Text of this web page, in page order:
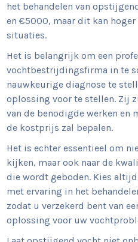
het behandelen van
en €5000, maar dit kan
situaties.
Het is belangrijk om een
vochtbestrijdingsfirma in te
nauwkeurige diagnose te
oplossing voor te stellen. Zij
van de benodigde werken
de kostprijs zal bepalen.
Het is echter essentieel om
kijken, maar ook naar de
die wordt geboden. Kies
met ervaring in het
zodat u verzekerd bent van
oplossing voor uw